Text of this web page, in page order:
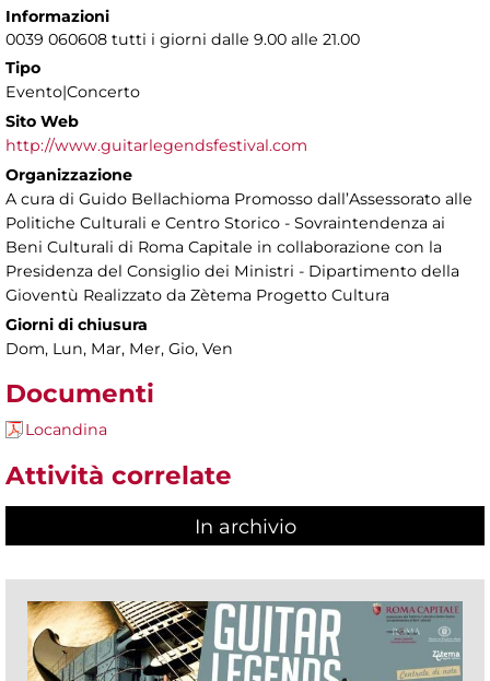
Informazioni
0039 060608 tutti i giorni dalle 9.00 alle 21.00
Tipo
Evento|Concerto
Sito Web
http://www.guitarlegendsfestival.com
Organizzazione
A cura di Guido Bellachioma Promosso dall’Assessorato alle
Politiche Culturali e Centro Storico - Sovraintendenza ai
Beni Culturali di Roma Capitale in collaborazione con la
Presidenza del Consiglio dei Ministri - Dipartimento della
Gioventù Realizzato da Zètema Progetto Cultura
Giorni di chiusura
Dom, Lun, Mar, Mer, Gio, Ven
Documenti
Locandina
Attività correlate
In archivio